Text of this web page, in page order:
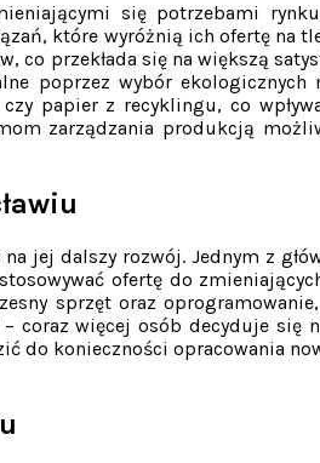
się potrzebami
które wyróżnią ich ofertę na
przekłada się na większą
poprzez wybór ekologicznych
papier z recyklingu, co
zarządzania produkcją
jej dalszy rozwój. Jednym z
ofertę do
sprzęt oraz
więcej osób decyduje się
do konieczności opracowania